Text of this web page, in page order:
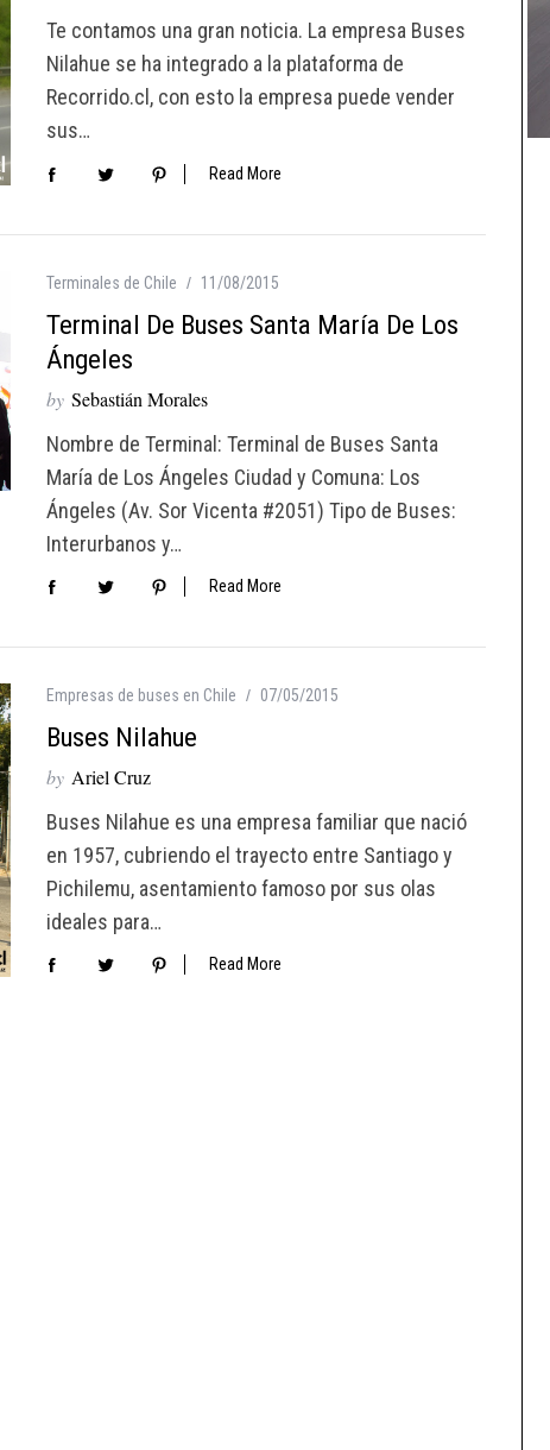
Te contamos una gran noticia. La empresa Buses
Nilahue se ha integrado a la plataforma de
Recorrido.cl, con esto la empresa puede vender
sus…
Read More
Terminales de Chile 11/08/2015
Terminal De Buses Santa María De Los
Ángeles
by Sebastián Morales
Nombre de Terminal: Terminal de Buses Santa
María de Los Ángeles Ciudad y Comuna: Los
Ángeles (Av. Sor Vicenta #2051) Tipo de Buses:
Interurbanos y…
Read More
Empresas de buses en Chile 07/05/2015
Buses Nilahue
by Ariel Cruz
Buses Nilahue es una empresa familiar que nació
en 1957, cubriendo el trayecto entre Santiago y
Pichilemu, asentamiento famoso por sus olas
ideales para…
Read More